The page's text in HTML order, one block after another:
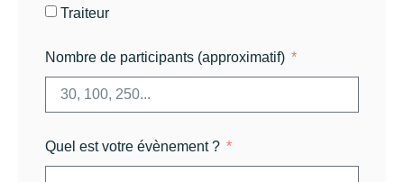
Traiteur
Nombre de participants (approximatif)
Quel est votre évènement ?